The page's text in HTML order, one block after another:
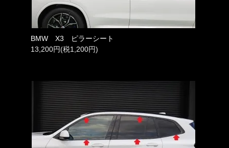
BMW X3 ピラーシート
13,200円(税1,200円)